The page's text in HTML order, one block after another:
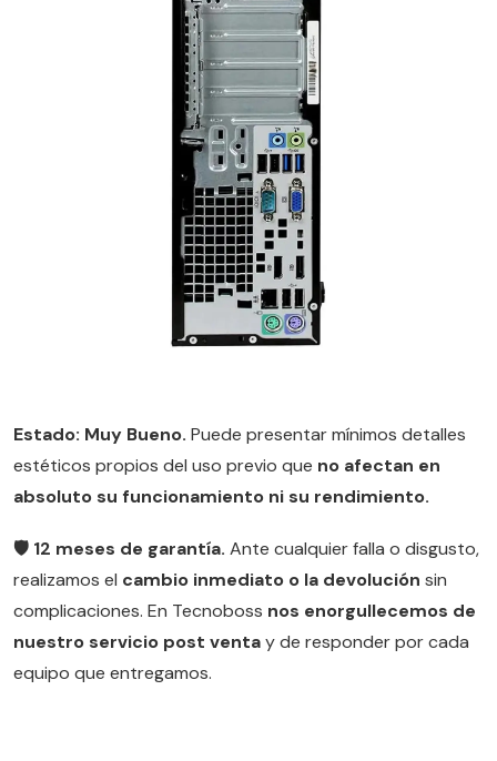
Estado: Muy Bueno. Puede presentar mínimos detalles
estéticos propios del uso previo que no afectan en
absoluto su funcionamiento ni su rendimiento.
🛡️ 12 meses de garantía. Ante cualquier falla o disgusto,
realizamos el cambio inmediato o la devolución sin
complicaciones. En Tecnoboss nos enorgullecemos de
nuestro servicio post ventay de responder por cada
equipo que entregamos.